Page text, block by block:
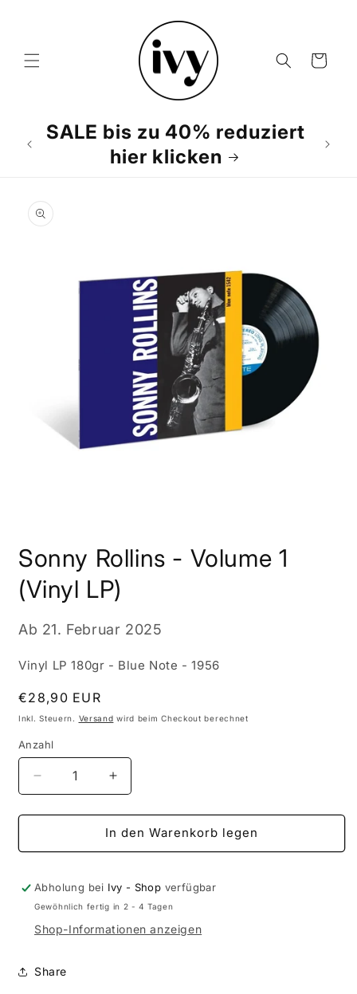
Warenkorb
SALE bis zu 40% reduziert
hier klicken
in
Modal
öffnen
Sonny Rollins - Volume 1
(Vinyl LP)
Ab 21. Februar 2025
Vinyl LP 180gr - Blue Note - 1956
Normaler
Preis
€28,90 EUR
Inkl. Steuern. Versand wird beim Checkout berechnet
Anzahl
Anzahl
Verringere
die
Menge
Sonny
-
Volume
(Vinyl
Erhöhe
die
Menge
für
Sonny
-
Volume
(Vinyl
In den Warenkorb legen
Abholung bei Ivy - Shop verfügbar
Gewöhnlich fertig in 2 - 4 Tagen
Shop-Informationen anzeigen
Share